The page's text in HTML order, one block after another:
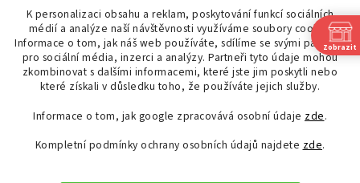
K personalizaci obsahu a reklam, poskytování funkcí sociálních
médií a analýze naší návštěvnosti využíváme soubory cookie.
Informace o tom, jak náš web používáte, sdílíme se svými partnery
pro sociální média, inzerci a analýzy. Partneři tyto údaje mohou
zkombinovat s dalšími informacemi, které jste jim poskytli nebo
které získali v důsledku toho, že používáte jejich služby.
Informace o tom, jak google zpracovává osobní údaje zde.
Kompletní podmínky ochrany osobních údajů najdete zde.
OUTLET až -75%
KOUPELNY
OSVĚTLENÍ
SAPHO
Zobrazit